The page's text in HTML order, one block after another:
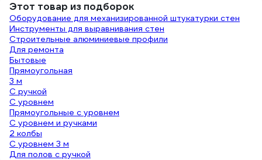
Этот товар из подборок
Оборудование для механизированной штукатурки стен
Инструменты для выравнивания стен
Строительные алюминиевые профили
Для ремонта
Бытовые
Прямоугольная
3 м
С ручкой
С уровнем
Прямоугольные с уровнем
С уровнем и ручками
2 колбы
С уровнем 3 м
Для полов с ручкой